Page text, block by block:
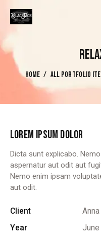
HOME ALL PORTFOLIO
LOREM IPSUM DOLOR
Dicta sunt explicabo.
aspernatur aut odit aut
Nemo enim ipsam
aut odit.
Client
Year